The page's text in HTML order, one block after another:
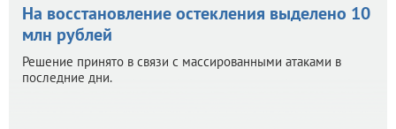
На восстановление остекления выделено 10
млн рублей
Решение принято в связи с массированными атаками в
последние дни.